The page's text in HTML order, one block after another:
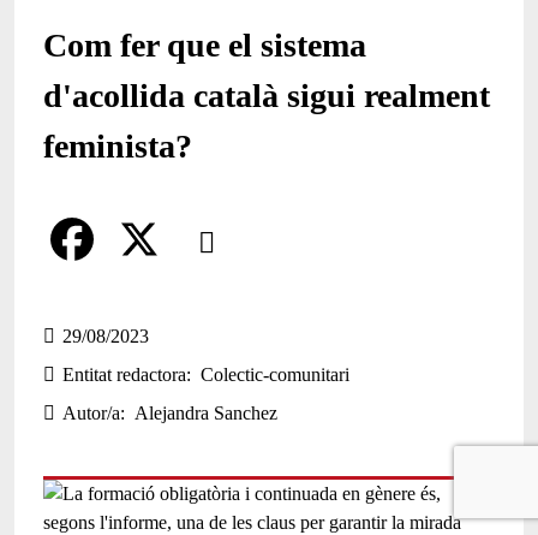
Com fer que el sistema
d'acollida català sigui realment
feminista?
Comparteix
a
c
e
o
29/08/2023
Entitat redactora
Colectic-comunitari
Autor/a
Alejandra Sanchez